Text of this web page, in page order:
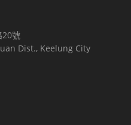
20號
Dist., Keelung City